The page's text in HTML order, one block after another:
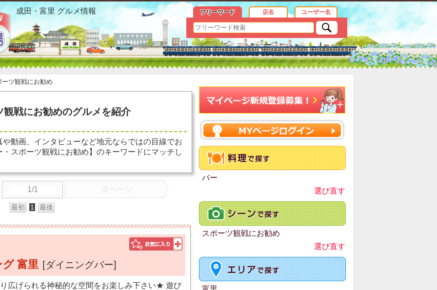
富里 バー スポーツ観戦にお勧め お勧めグルメ おすすめ情報
成田・富里 グルメ情報 フリーワード 店名 ユーザー名
ーツ観戦にお勧め
戦にお勧めのグルメを紹介
動画、インタビューなど地元ならではの目線でお
スポーツ観戦にお勧め】のキーワードにマッチし
1/1 次ページ
最初 1 最後
富里 [ダイニングバー]
広げられる神秘的な空間をお楽しみ下さい★ 遊び
バー
選び直す
スポーツ観戦にお勧め
選び直す